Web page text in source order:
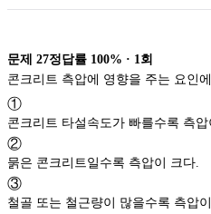
문제 27정답률 100% · 1 회
콘크리트 측압에 영향을 주는 요인
①
콘크리트 타설속도가 빠를수록 측압
②
묽은 콘크리트일수록 측압이 크다.
③
철골 또는 철근량이 많을수록 측압